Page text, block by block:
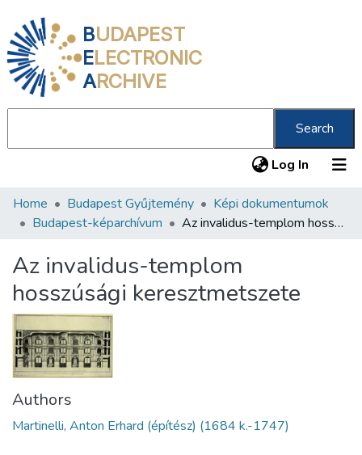
BUDAPEST
ELECTRONIC
ARCHIVE
Search
Log In (current)
Communities & Collections
Statistics
About us
Home Budapest Gyűjtemény
Képi dokumentumok
Budapest-képarchívum
Az invalidus-templom hosszúsági keresztmetszete
Az invalidus-templom
hosszúsági keresztmetszete
Authors
Martinelli, Anton Erhard (építész) (1684 k.-1747)